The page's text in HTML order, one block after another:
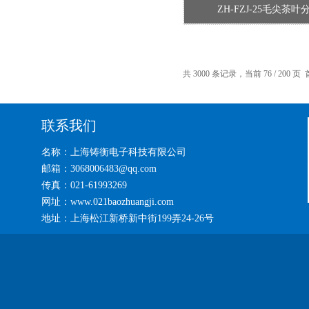
ZH-FZJ-25毛尖茶叶
共 3000 条记录，当前 76 / 200 页
联系我们
名称：上海铸衡电子科技有限公司
邮箱：3068006483@qq.com
传真：021-61993269
网址：www.021baozhuangji.com
地址：上海松江新桥新中街199弄24-26号